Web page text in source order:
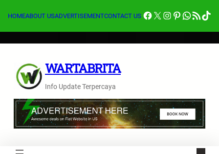
HOMEABOUT USADVERTISEMENTCONTACT US Facebook
X Instagram
Pinterest
Feed RSS
WARTABRITA
Info Update Terpercaya